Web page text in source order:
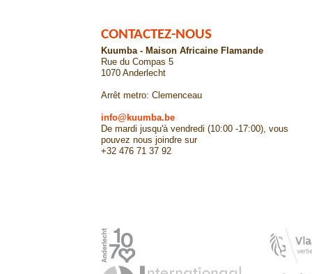
CONTACTEZ-NOUS
Kuumba - Maison Africaine Flamande
Rue du Compas 5
1070 Anderlecht
Arrêt metro: Clemenceau
info@kuumba.be
De mardi jusqu'à vendredi (10:00 -17:00), vous
pouvez nous joindre sur
+32 476 71 37 92